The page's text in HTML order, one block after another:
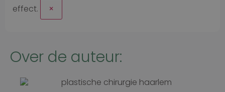
effect.
×
Over de auteur: